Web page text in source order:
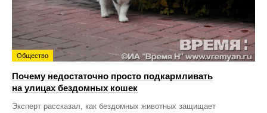
Общество
Почему недостаточно просто подкармливать
на улицах бездомных кошек
Эксперт рассказал, как бездомных животных защищает